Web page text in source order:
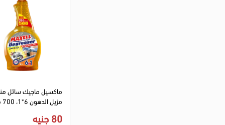
ماكسيل ماجيك سائل
مزيل الدهون 6*1، 700 مل
80 جنيه